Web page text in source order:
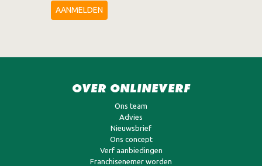
AANMELDEN
OVER ONLINEVERF
Ons team
Advies
Nieuwsbrief
Ons concept
Verf aanbiedingen
Franchisenemer worden